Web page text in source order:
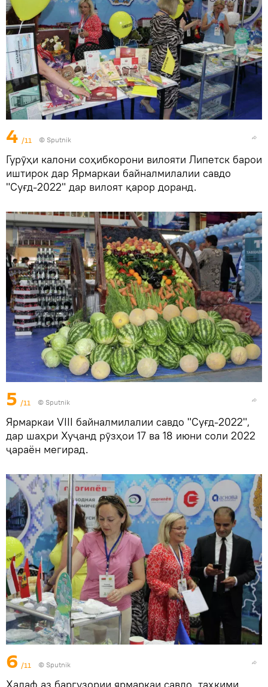
4 /11 © Sputnik
Гурӯҳи калони соҳибкорони вилояти Липетск барои
иштирок дар Ярмаркаи байналмилалии савдо
"Суғд-2022" дар вилоят қарор доранд.
5 /11 © Sputnik
Ярмаркаи VIII байналмилалии савдо "Суғд-2022",
дар шаҳри Хуҷанд рӯзҳои 17 ва 18 июни соли 2022
ҷараён мегирад.
6 /11 © Sputnik
Ҳадаф аз баргузории ярмаркаи савдо, таҳкими